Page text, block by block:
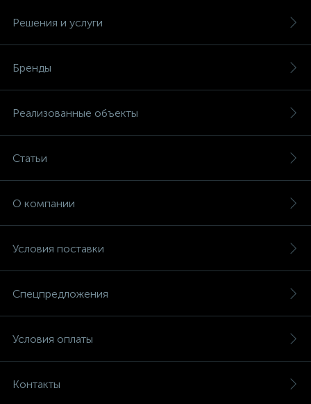
Решения и услуги
Бренды
Реализованные объекты
Статьи
О компании
Условия поставки
Спецпредложения
Условия оплаты
Контакты